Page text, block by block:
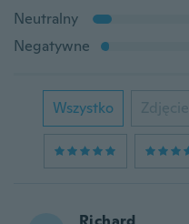
Neutralny
Negatywne
Wszystko Zdjęcie